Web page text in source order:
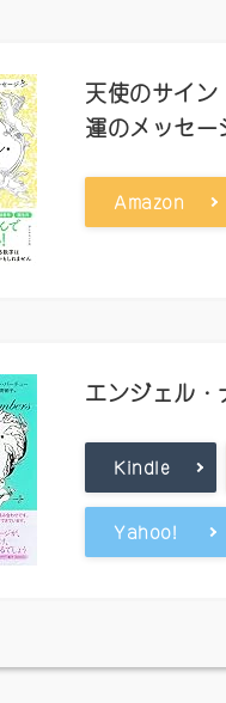
天使のサイ
運のメッセー
Amazon
エンジェル・
Kindle
Yahoo!